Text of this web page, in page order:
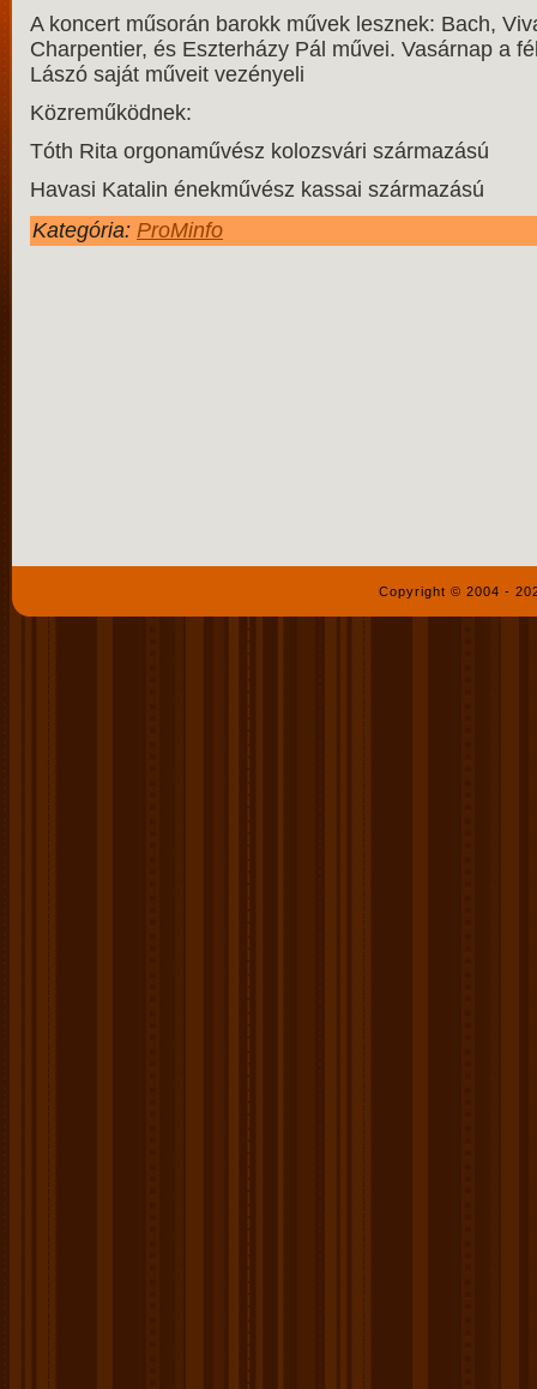
A koncert műsorán barokk művek lesznek: Bach,
Charpentier, és Eszterházy Pál művei. Vasárnap a
Lászó saját műveit vezényeli
Közreműködnek:
Tóth Rita orgonaművész kolozsvári származású
Havasi Katalin énekművész kassai származású
Kategória: ProMinfo
Copyright © 2004 -